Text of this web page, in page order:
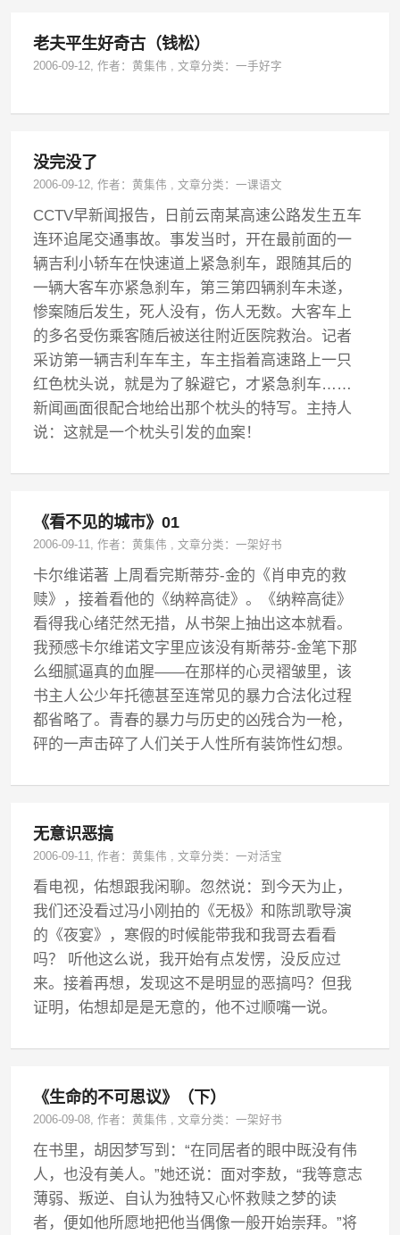
老夫平生好奇古（钱松）
2006-09-12, 作者：黄集伟 ,文章分类：一手好字
没完没了
2006-09-12, 作者：黄集伟 ,文章分类：一课语文
CCTV早新闻报告，日前云南某高速公路发生五车
连环追尾交通事故。事发当时，开在最前面的一
辆吉利小轿车在快速道上紧急刹车，跟随其后的
一辆大客车亦紧急刹车，第三第四辆刹车未遂，
惨案随后发生，死人没有，伤人无数。大客车上
的多名受伤乘客随后被送往附近医院救治。记者
采访第一辆吉利车车主，车主指着高速路上一只
红色枕头说，就是为了躲避它，才紧急刹车……
新闻画面很配合地给出那个枕头的特写。主持人
说：这就是一个枕头引发的血案！
《看不见的城市》01
2006-09-11, 作者：黄集伟 ,文章分类：一架好书
卡尔维诺著 上周看完斯蒂芬-金的《肖申克的救
赎》，接着看他的《纳粹高徒》。《纳粹高徒》
看得我心绪茫然无措，从书架上抽出这本就看。
我预感卡尔维诺文字里应该没有斯蒂芬-金笔下那
么细腻逼真的血腥——在那样的心灵褶皱里，该
书主人公少年托德甚至连常见的暴力合法化过程
都省略了。青春的暴力与历史的凶残合为一枪，
砰的一声击碎了人们关于人性所有装饰性幻想。
无意识恶搞
2006-09-11, 作者：黄集伟 ,文章分类：一对活宝
看电视，佑想跟我闲聊。忽然说：到今天为止，
我们还没看过冯小刚拍的《无极》和陈凯歌导演
的《夜宴》，寒假的时候能带我和我哥去看看
吗？ 听他这么说，我开始有点发愣，没反应过
来。接着再想，发现这不是明显的恶搞吗？但我
证明，佑想却是是无意的，他不过顺嘴一说。
《生命的不可思议》（下）
2006-09-08, 作者：黄集伟 ,文章分类：一架好书
在书里，胡因梦写到：“在同居者的眼中既没有伟
人，也没有美人。”她还说：面对李敖，“我等意志
薄弱、叛逆、自认为独特又心怀救赎之梦的读
者，便如他所愿地把他当偶像一般开始崇拜。”将